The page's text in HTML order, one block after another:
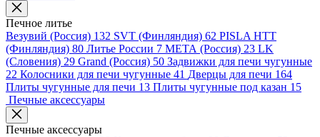
Печное литье
Везувий (Россия) 132 SVT (Финляндия) 62 PISLA HTT
(Финляндия) 80 Литье России 7 МЕТА (Россия) 23 LK
(Словения) 29 Grand (Россия) 50 Задвижки для печи чугунные
22 Колосники для печи чугунные 41 Дверцы для печи 164
Плиты чугунные для печи 13 Плиты чугунные под казан 15
Печные аксессуары
Печные аксессуары